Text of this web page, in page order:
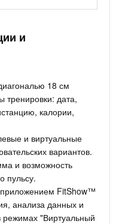
и
18 см
тренировки: дата,
калории,
и виртуальные
вариантов.
и возможность
пульсу.
FitShow™
анализа данных и
режимах "Виртуальный